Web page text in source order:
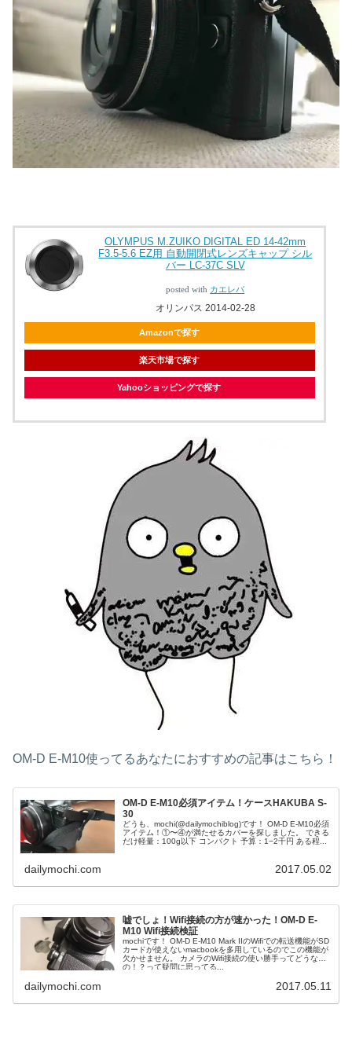
OLYMPUS M.ZUIKO DIGITAL ED 14-42mm
F3.5-5.6 EZ用 自動開閉式レンズキャップ シル
バー LC-37C SLV
posted with カエレバ
オリンパス 2014-02-28
Amazonで探す
楽天市場で探す
Yahooショッピングで探す
OM-D E-M10使ってるあなたにおすすめの記事はこちら！
OM-D E-M10必須アイテム！ケースHAKUBA S-
30
どうも、mochi(@dailymochiblog)です！ OM-D E-M10必須
アイテム！①〜④が満たせるカバーを探しました。 できる
だけ軽量：100g以下 コンパクト 予算：1−2千円 ある程...
dailymochi.com 2017.05.02
嘘でしょ！Wifi接続の方が速かった！OM-D E-
M10 Wifi接続検証
mochiです！ OM-D E-M10 Mark IIのWifiでの転送機能がSD
カードが使えないmacbookを多用しているのでこの機能が
欠かせません。 カメラのWifi接続の使い勝手ってどうな
の！？って疑問に思ってる...
dailymochi.com 2017.05.11